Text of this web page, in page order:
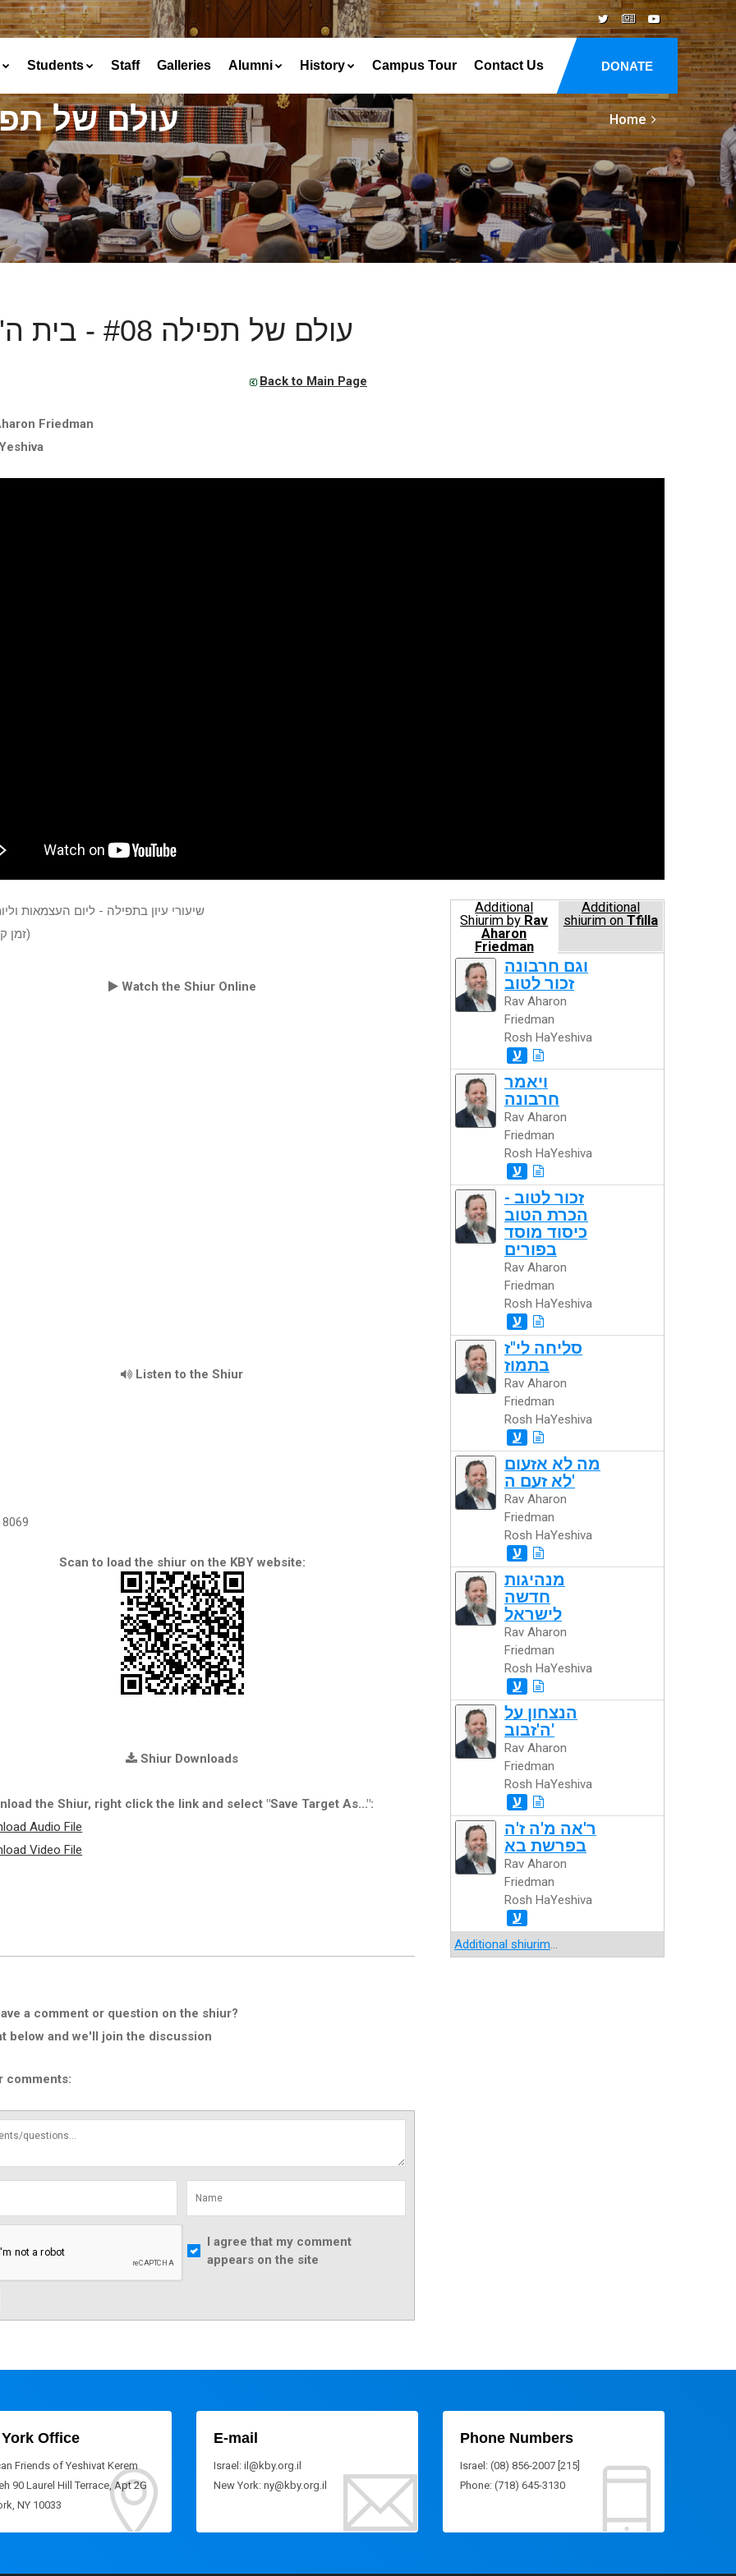
DONATE
Students Staff Galleries Alumni History Campus Tour Contact Us
עולם של תפילה #08 - Home
עולם של תפילה #08 - בית ה' נלך
Back to Main Page
Friedman
שיעורי עיון בתפילה - ליום העצמאות
(זמן קיץ תשעח)
Watch the Shiur Online
Listen to the Shiur
8069
Scan to load the shiur on the KBY website:
Shiur Downloads
the Shiur, right click the link and select "Save Target As...":
Audio File
Video File
a comment or question on the shiur?
below and we'll join the discussion
comments:
I agree that my comment
appears on the site
Additional
Shiurim by Rav
Aharon
Friedman
Rosh HaYeshiva
Additional
shiurim on Tfilla
וגם חרבונה
זכור לטוב
Rav Aharon
Friedman
Rosh HaYeshiva
ע
ויאמר
חרבונה
Rav Aharon
Friedman
Rosh HaYeshiva
ע
זכור לטוב -
הכרת הטוב
כיסוד מוסד
בפורים
Rav Aharon
Friedman
Rosh HaYeshiva
ע
סליחה לי"ז
בתמוז
Rav Aharon
Friedman
Rosh HaYeshiva
ע
מה לא אזעום
לא זעם ה'
Rav Aharon
Friedman
Rosh HaYeshiva
ע
מנהיגות
חדשה
לישראל
Rav Aharon
Friedman
Rosh HaYeshiva
ע
הנצחון על
ה'זבוב'
Rav Aharon
Friedman
Rosh HaYeshiva
ע
ר'אה מ'ה ז'ה
בפרשת בא
Rav Aharon
Friedman
Rosh HaYeshiva
ע
Additional shiurim...
Office
Friends of Yeshivat Kerem
90 Laurel Hill Terrace, Apt 2G
NY 10033
E-mail
Israel: il@kby.org.il
New York: ny@kby.org.il
Phone Numbers
Israel: (08) 856-2007 [215]
Phone: (718) 645-3130